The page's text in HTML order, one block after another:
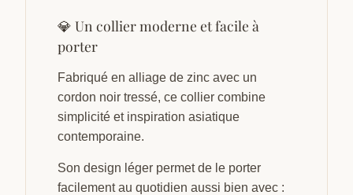
💎 Un collier moderne et facile à
porter
Fabriqué en alliage de zinc avec un
cordon noir tressé, ce collier combine
simplicité et inspiration asiatique
contemporaine.
Son design léger permet de le porter
facilement au quotidien aussi bien avec :